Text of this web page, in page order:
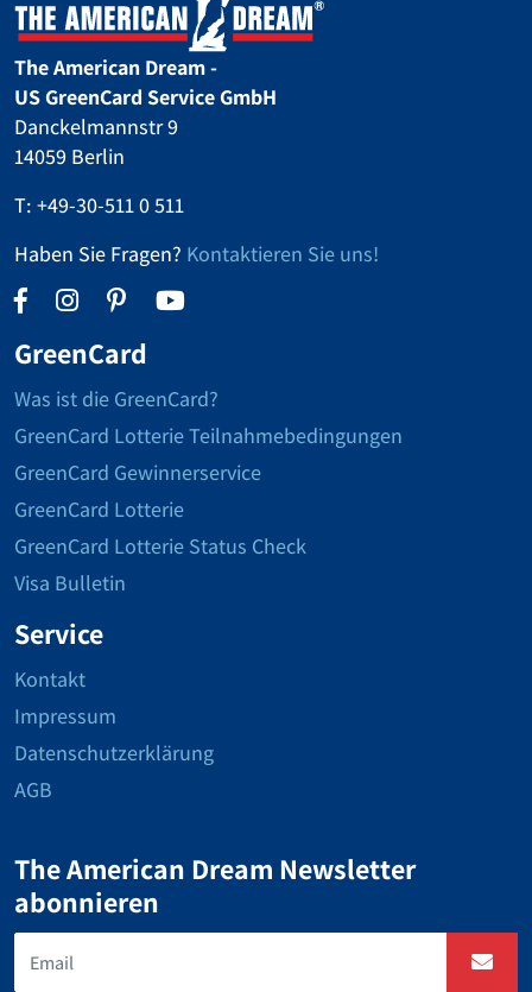
The American Dream -
US GreenCard Service GmbH
Danckelmannstr 9
14059 Berlin
T: +49-30-511 0 511
Haben Sie Fragen? Kontaktieren Sie uns!
GreenCard
Was ist die GreenCard?
GreenCard Lotterie Teilnahmebedingungen
GreenCard Gewinnerservice
GreenCard Lotterie
GreenCard Lotterie Status Check
Visa Bulletin
Service
Kontakt
Impressum
Datenschutzerklärung
AGB
The American Dream Newsletter
abonnieren